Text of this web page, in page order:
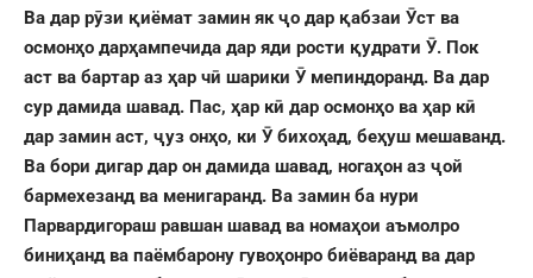
Ва дар рӯзи қиёмат замин як ҷо дар қабзаи Ӯст ва
осмонҳо дарҳампечида дар яди рости қудрати Ӯ. Пок
аст ва бартар аз ҳар чӣ шарики Ӯ мепиндоранд. Ва дар
сур дамида шавад. Пас, ҳар кӣ дар осмонҳо ва ҳар кӣ
дар замин аст, ҷуз онҳо, ки Ӯ бихоҳад, беҳуш мешаванд.
Ва бори дигар дар он дамида шавад, ногаҳон аз ҷой
бармехезанд ва менигаранд. Ва замин ба нури
Парвардигораш равшан шавад ва номаҳои аъмолро
биниҳанд ва паёмбарону гувоҳонро биёваранд ва дар